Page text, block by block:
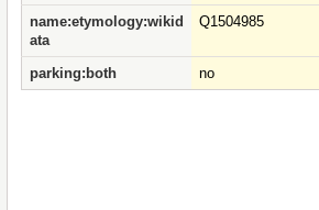
name:etymology:wikid
ata
Q1504985
parking:both no